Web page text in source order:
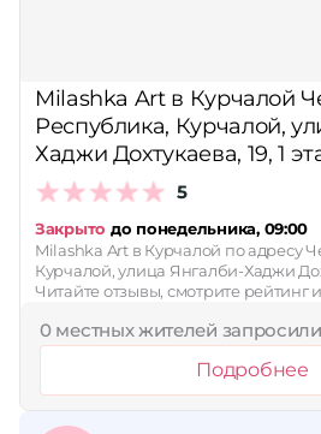
Milashka Art в Курчалой
Республика, Курчалой,
Хаджи Дохтукаева, 19, 1
5
Закрыто до понедельника, 09:00
Milashka Art в Курчалой по адресу
Курчалой, улица Янгалби-Хаджи
Читайте отзывы, смотрите рейтинг и
0 местных жителей
Подробнее